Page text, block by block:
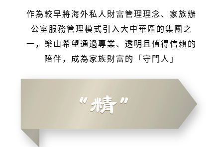
作為較早將海外私人財富管理理念、家族辦
公室服務管理模式引入大中華區的集團之
一，樂山希望通過專業、透明且值得信賴的
陪伴，成為家族財富的「守門人」